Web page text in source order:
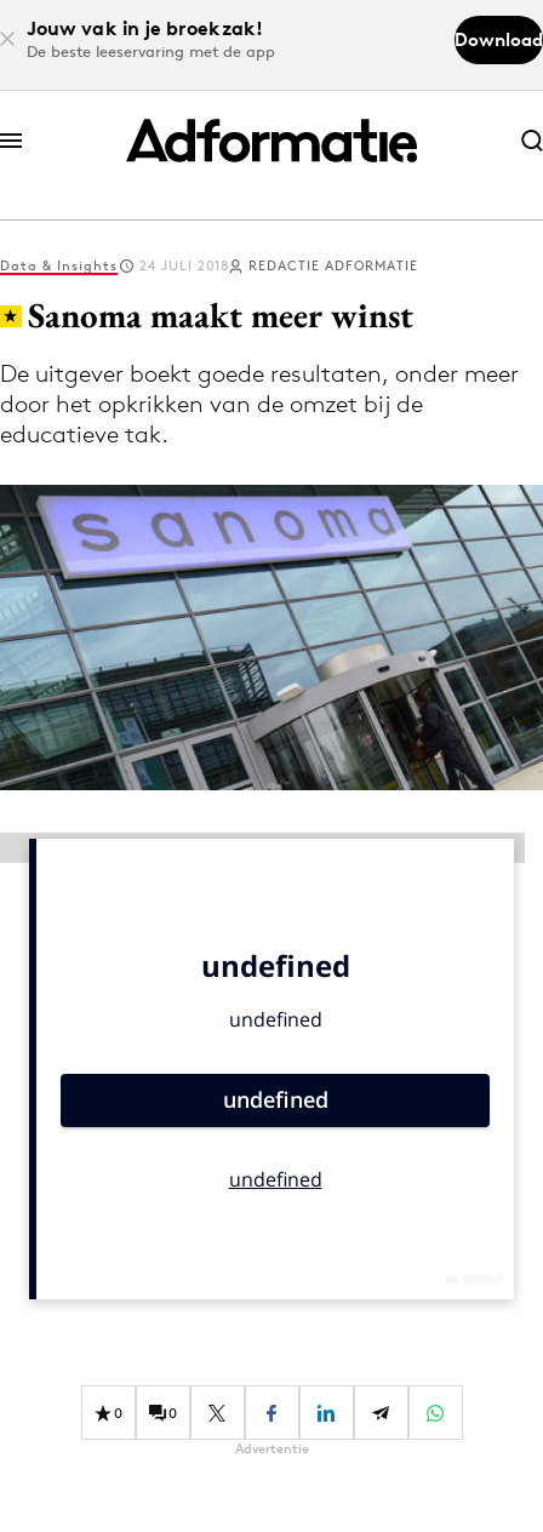
Jouw vak in je broekzak!
De beste leeservaring met de app
Download
Abonneer nu
Abonneer nu
Log in
Download de app
Volg het laatste nieuws via de Adformatie
Menu
Home
9 sept: GenAI-training
12 nov: MarketingLive!
Adverteren
Events
Opleidingen
Artificial Intelligence
Digital transformation
Diversiteit
Data & Insights 24 JULI 2018 REDACTIE ADFORMATIE
Sanoma maakt meer winst
De uitgever boekt goede resultaten, onder meer
door het opkrikken van de omzet bij de
educatieve tak.
0 0
Advertentie